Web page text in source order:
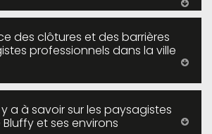
des clôtures et des barrières
professionnels dans la ville
a à savoir sur les paysagistes
et ses environs